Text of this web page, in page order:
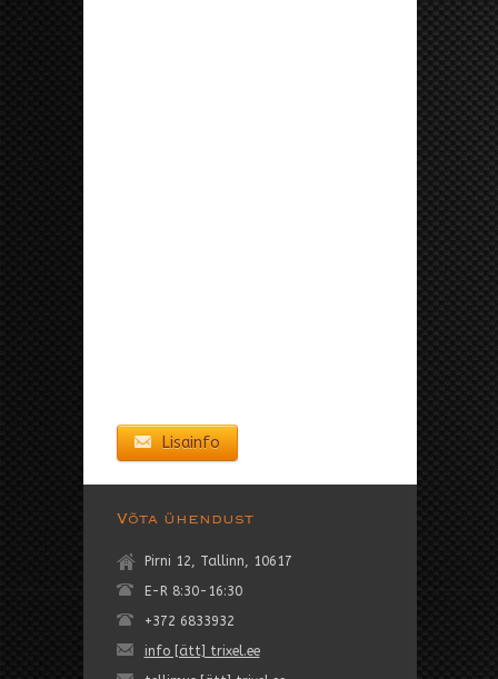
Lisainfo
Võta ühendust
Pirni 12, Tallinn, 10617
E-R 8:30-16:30
+372 6833932
info [ätt] trixel.ee